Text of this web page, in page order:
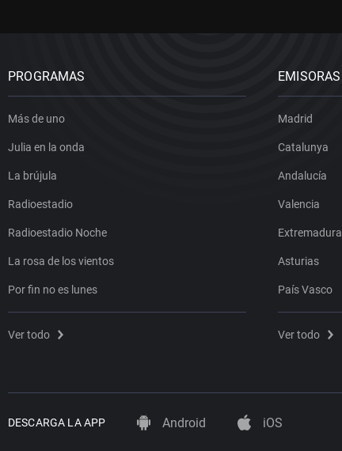
PROGRAMAS
Más de uno
Julia en la onda
La brújula
Radioestadio
Radioestadio Noche
La rosa de los vientos
Por fin no es lunes
Ver todo
EMISORAS
Madrid
Catalunya
Andalucía
Valencia
Extremadura
Asturias
País Vasco
Ver todo
DESCARGA LA APP Android iOS